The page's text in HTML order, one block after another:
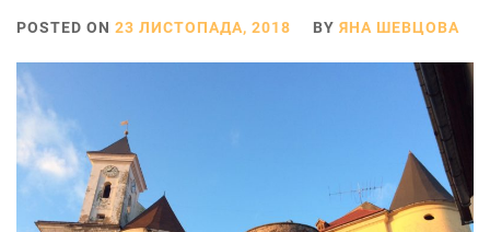
POSTED ON 23 ЛИСТОПАДА, 2018 BY ЯНА ШЕВЦОВА